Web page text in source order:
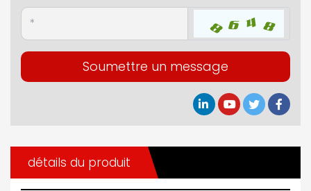
Soumettre un message
détails du produit